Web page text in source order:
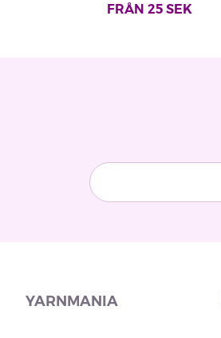
FRÅN 25SEK
YARNMANIA